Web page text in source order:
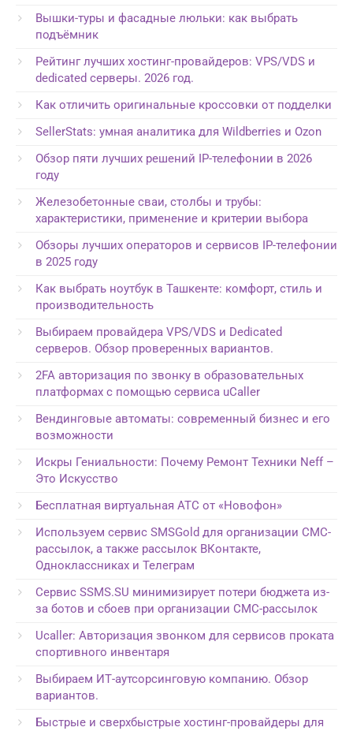
Вышки-туры и фасадные люльки: как выбрать
подъёмник
Рейтинг лучших хостинг-провайдеров: VPS/VDS и
dedicated серверы. 2026 год.
Как отличить оригинальные кроссовки от подделки
SellerStats: умная аналитика для Wildberries и Ozon
Обзор пяти лучших решений IP-телефонии в 2026
году
Железобетонные сваи, столбы и трубы:
характеристики, применение и критерии выбора
Обзоры лучших операторов и сервисов IP-телефонии
в 2025 году
Как выбрать ноутбук в Ташкенте: комфорт, стиль и
производительность
Выбираем провайдера VPS/VDS и Dedicated
серверов. Обзор проверенных вариантов.
2FA авторизация по звонку в образовательных
платформах с помощью сервиса uCaller
Вендинговые автоматы: современный бизнес и его
возможности
Искры Гениальности: Почему Ремонт Техники Neff –
Это Искусство
Бесплатная виртуальная АТС от «Новофон»
Используем сервис SMSGold для организации СМС-
рассылок, а также рассылок ВКонтакте,
Одноклассниках и Телеграм
Сервис SSMS.SU минимизирует потери бюджета из-
за ботов и сбоев при организации СМС-рассылок
Ucaller: Авторизация звонком для сервисов проката
спортивного инвентаря
Выбираем ИТ-аутсорсинговую компанию. Обзор
вариантов.
Быстрые и сверхбыстрые хостинг-провайдеры для